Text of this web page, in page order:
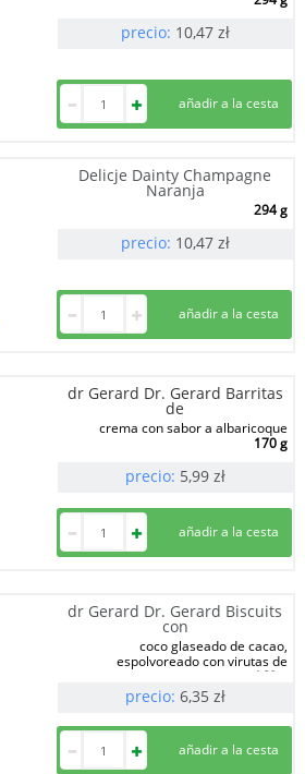
precio: 10,47 zł
Delicje Dainty Champagne
Naranja
294 g
precio: 10,47 zł
dr Gerard Dr. Gerard Barritas
de
crema con sabor a albaricoque
170 g
precio: 5,99 zł
dr Gerard Dr. Gerard Biscuits
con
coco glaseado de cacao,
espolvoreado con virutas de
160 g
precio: 6,35 zł